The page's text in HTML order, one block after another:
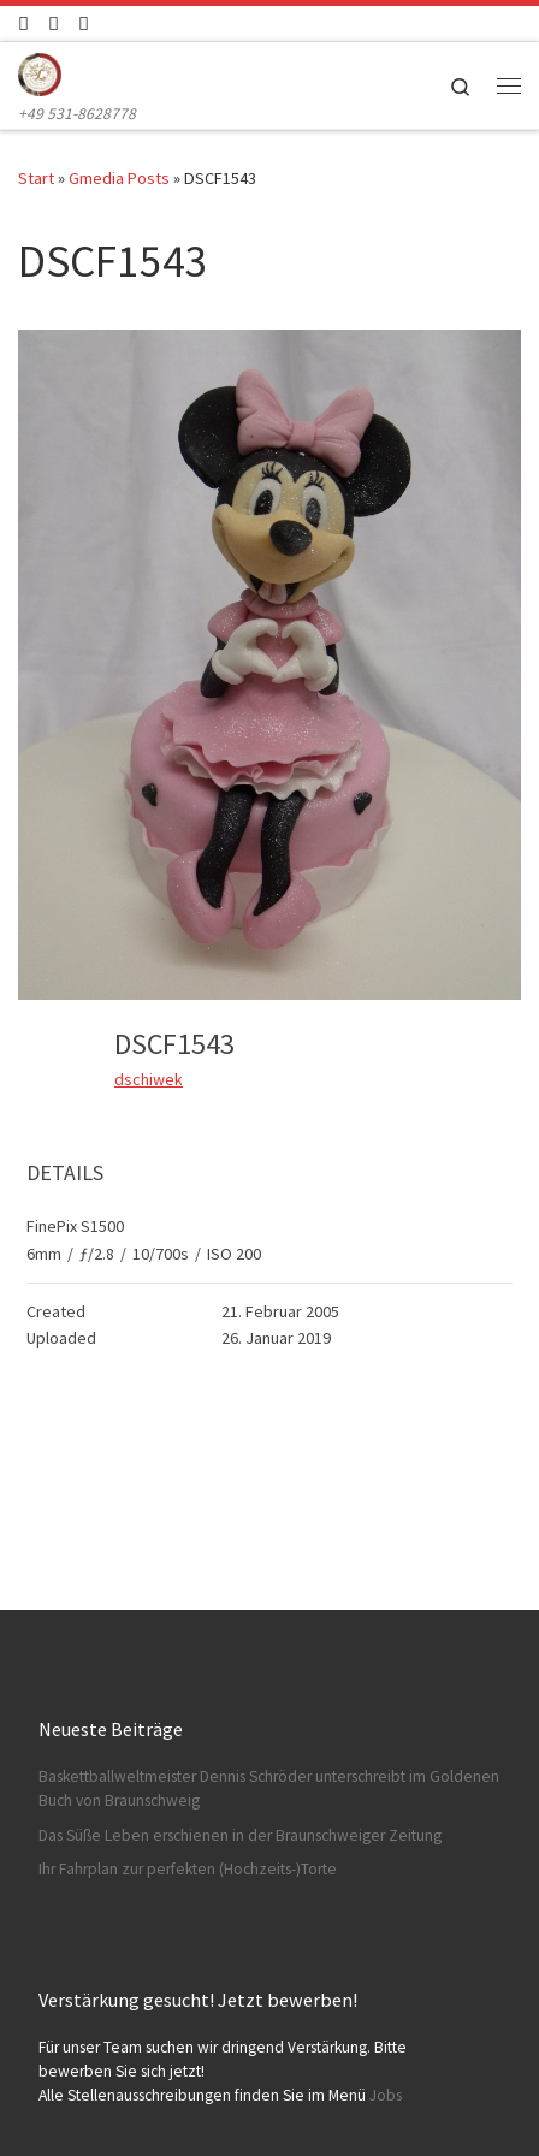
Zum Inhalt springen
+49 531-8628778
Search
Start»Gmedia Posts »DSCF1543
DSCF1543
DSCF1543
dschiwek
DETAILS
FinePix S1500
6mm / ƒ/2.8 / 10/700s / ISO 200
Created
21. Februar 2005
Uploaded
26. Januar 2019
Neueste Beiträge
Baskettballweltmeister Dennis Schröder unterschreibt im Goldenen
Buch von Braunschweig
Das Süße Leben erschienen in der Braunschweiger Zeitung
Ihr Fahrplan zur perfekten (Hochzeits-)Torte
Verstärkung gesucht! Jetzt bewerben!
Für unser Team suchen wir dringend Verstärkung. Bitte
bewerben Sie sich jetzt!
Alle Stellenausschreibungen finden Sie im Menü Jobs